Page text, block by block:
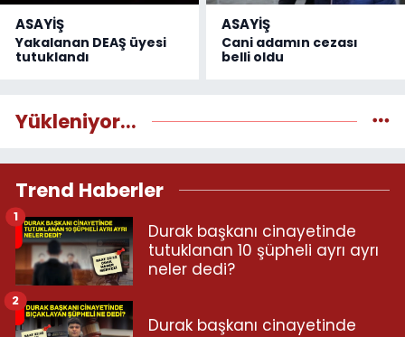
ASAYİŞ
Yakalanan DEAŞ üyesi
tutuklandı
ASAYİŞ
Cani adamın cezası
belli oldu
Yükleniyor...
Trend Haberler
Durak başkanı cinayetinde
tutuklanan 10 şüpheli ayrı ayrı
neler dedi?
1
Durak başkanı cinayetinde
2